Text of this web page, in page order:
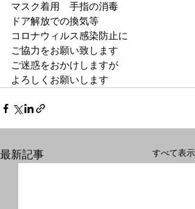
マスク着用　手指の消毒
ドア解放での換気等
コロナウィルス感染防止に
ご協力をお願い致します
ご迷惑をおかけしますが
よろしくお願いします
最新記事 すべて表示